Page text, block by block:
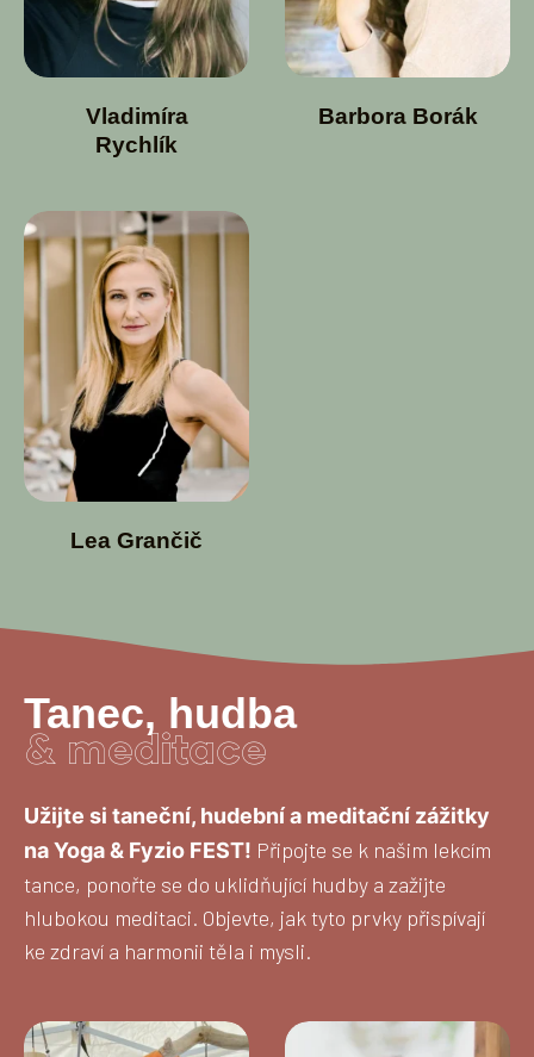
Vladimíra
Rychlík
Barbora Borák
Lea Grančič
Tanec, hudba
& meditace
Užijte si taneční, hudební a meditační zážitky
na Yoga & Fyzio FEST! Připojte se k našim lekcím
tance, ponořte se do uklidňující hudby a zažijte
hlubokou meditaci. Objevte, jak tyto prvky přispívají
ke zdraví a harmonii těla i mysli.